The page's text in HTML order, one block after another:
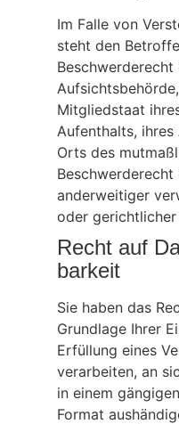
Im Falle von
steht den
Beschwerderecht
Mitgliedstaat
Aufenthalts,
Orts des
anderweitiger
oder gerichtlicher
Recht auf
barkeit
Sie haben das
Grundlage Ihrer
Erfüllung eines
verarbeiten, an
in einem
Format